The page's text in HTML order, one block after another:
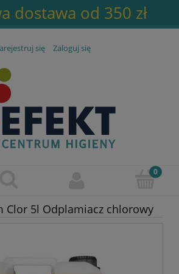
dostawa od 350 zł
się Zaloguj się
Clor 5l Odplamiacz chlorowy